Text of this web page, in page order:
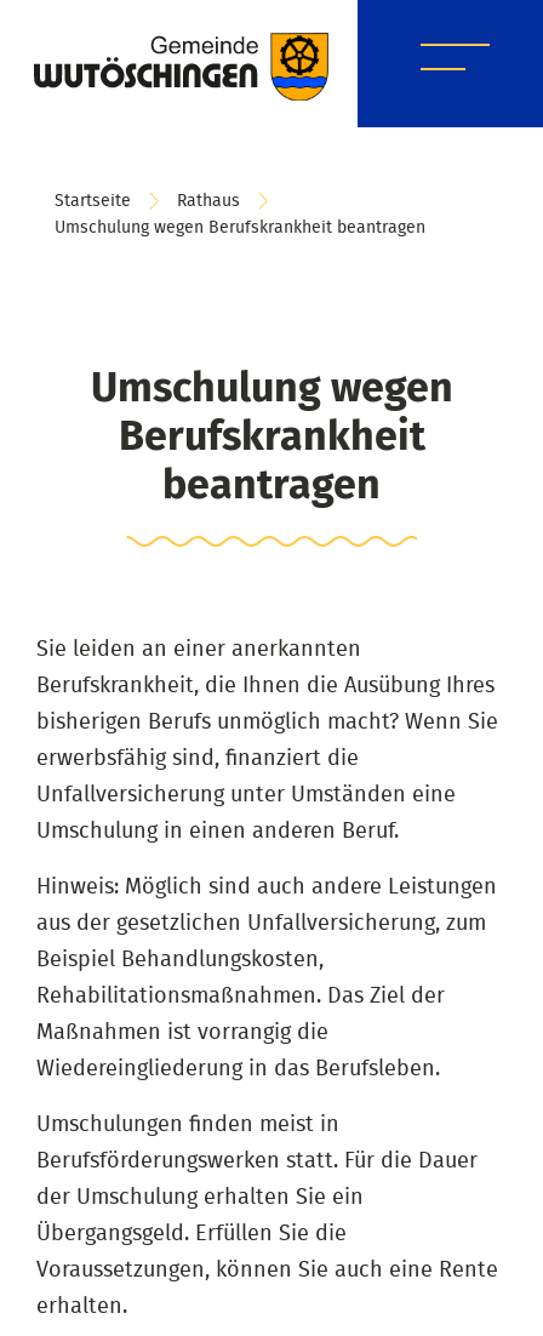
Startseite
Rathaus
Umschulung wegen Berufskrankheit beantragen
Umschulung wegen
Berufskrankheit
beantragen
Sie leiden an einer anerkannten
Berufskrankheit, die Ihnen die Ausübung Ihres
bisherigen Berufs unmöglich macht? Wenn Sie
erwerbsfähig sind, finanziert die
Unfallversicherung unter Umständen eine
Umschulung in einen anderen Beruf.
Hinweis: Möglich sind auch andere Leistungen
aus der gesetzlichen Unfallversicherung, zum
Beispiel Behandlungskosten,
Rehabilitationsmaßnahmen. Das Ziel der
Maßnahmen ist vorrangig die
Wiedereingliederung in das Berufsleben.
Umschulungen finden meist in
Berufsförderungswerken statt. Für die Dauer
der Umschulung erhalten Sie ein
Übergangsgeld. Erfüllen Sie die
Voraussetzungen, können Sie auch eine Rente
erhalten.